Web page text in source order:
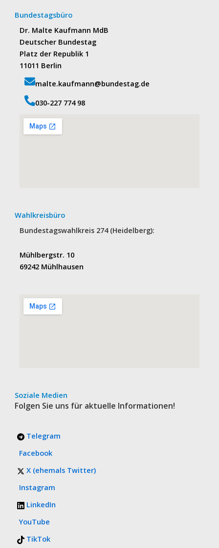
Bundestagsbüro
Dr. Malte Kaufmann MdB
Deutscher Bundestag
Platz der Republik 1
11011 Berlin
malte.kaufmann@bundestag.de
‭030-227 774 98‬
Wahlkreisbüro
Bundestagswahlkreis 274 (Heidelberg):
Mühlbergstr. 10
69242 Mühlhausen
Soziale Medien
Folgen Sie uns für aktuelle Informationen!
Telegram
Facebook
X (ehemals Twitter)
Instagram
LinkedIn
YouTube
TikTok